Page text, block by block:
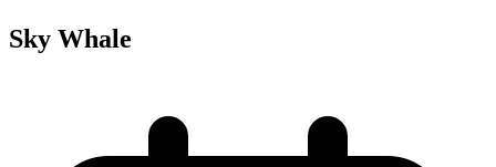
Sky Whale